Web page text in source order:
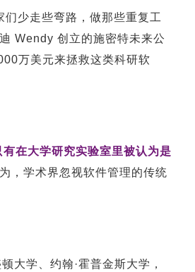
们少走些弯路，做那些重复工
Wendy 创立的施密特未来公
万美元来拯救这类科研软
在大学研究实验室里被认为是
，学术界忽视软件管理的传统
大学、约翰·霍普金斯大学，